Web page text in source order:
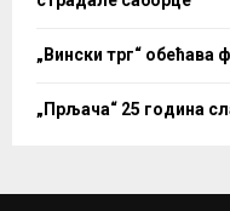
„Вински трг“ обећава
„Прљача“ 25 година